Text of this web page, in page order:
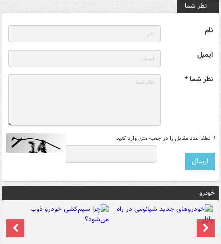
نظر شما
نام
ایمیل
نظر شما *
* لطفا عدد مقابل را در جعبه متن وارد کنید
خودرو